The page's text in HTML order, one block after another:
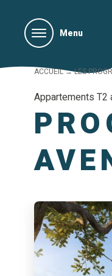
Menu
ACCUEIL→LES
Appartements T2